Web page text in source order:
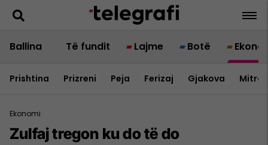
Ballina Të fundit Lajme Botë
Prishtina Prizreni Peja Ferizaj Gjakova
Ekonomi
Zulfaj tregon ku do të do